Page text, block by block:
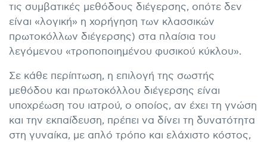
τις συμβατικές μεθόδους διέγερσης, οπότε δεν
είναι «λογική» η χορήγηση των κλασσικών
πρωτοκόλλων διέγερσης) στα πλαίσια του
λεγόμενου «τροποποιημένου φυσικού κύκλου».
Σε κάθε περίπτωση, η επιλογή της σωστής
μεθόδου και πρωτοκόλλου διέγερσης είναι
υποχρέωση του ιατρού, ο οποίος, αν έχει τη γνώση
και την εκπαίδευση, πρέπει να δίνει τη δυνατότητα
στη γυναίκα, με απλό τρόπο και ελάχιστο κόστος,